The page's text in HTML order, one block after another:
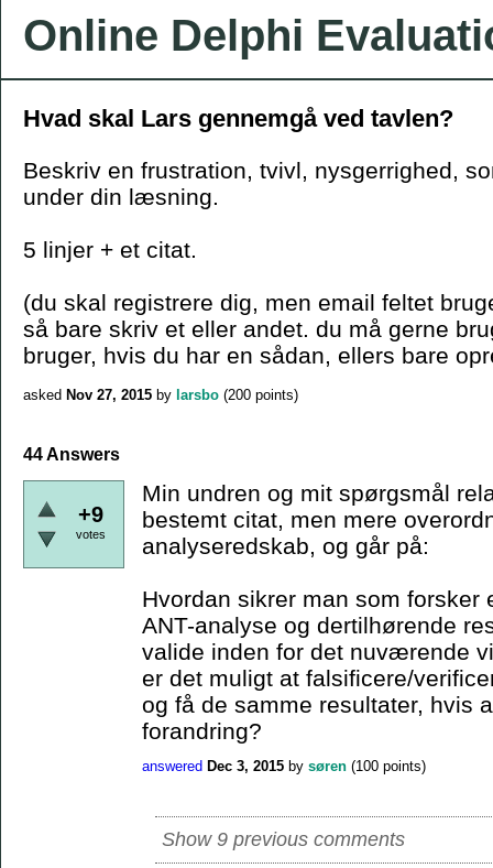
Online Delphi
Hvad skal Lars gennemgå ved tavlen?
Beskriv en frustration, tvivl, nysgerrighed,
under din læsning.
5 linjer + et citat.
(du skal registrere dig, men email feltet
så bare skriv et eller andet. du må gerne
bruger, hvis du har en sådan, ellers bare
asked Nov 27, 2015 by larsbo (200 points)
44 Answers
+9
votes
Min undren og mit spørgsmål
bestemt citat, men mere
analyseredskab, og går på:
Hvordan sikrer man som forsker
ANT-analyse og dertilhørende
valide inden for det nuværende
er det muligt at falsificere/
og få de samme resultater, hvis
forandring?
answered Dec 3, 2015 by søren (100 points)
Show 9 previous comments